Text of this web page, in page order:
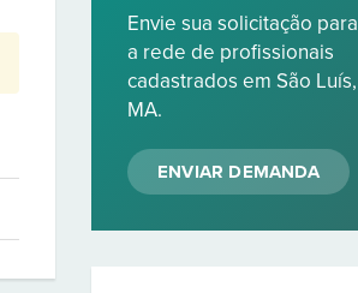
Envie sua solicitação para
a rede de profissionais
cadastrados em São Luís,
MA.
ENVIAR DEMANDA